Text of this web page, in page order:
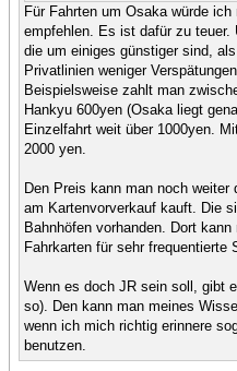
Für Fahrten um Osaka würde
empfehlen. Es ist dafür zu
die um einiges günstiger sind,
Privatlinien weniger
Beispielsweise zahlt man
Hankyu 600yen (Osaka liegt
Einzelfahrt weit über 1000yen.
2000 yen.
Den Preis kann man noch
am Kartenvorverkauf kauft. Die
Bahnhöfen vorhanden. Dort
Fahrkarten für sehr frequentierte
Wenn es doch JR sein soll, gibt
so). Den kann man meines
wenn ich mich richtig erinnere
benutzen.